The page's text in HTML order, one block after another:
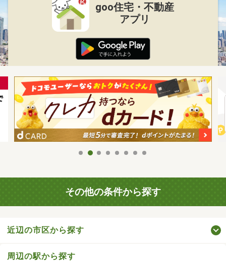
goo住宅・不動産
アプリ
その他の条件から探す
近辺の市区から探す
周辺の駅から探す